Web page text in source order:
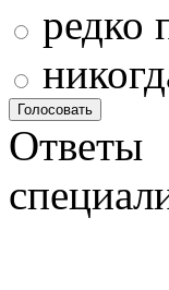
редко
Ответы